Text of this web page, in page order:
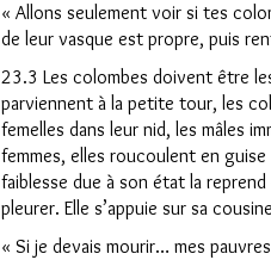
« Allons seulement voir si tes
de leur vasque est propre, puis
23.3 Les colombes doivent être
parviennent à la petite tour, les
femelles dans leur nid, les mâles
femmes, elles rou­coulent en
faiblesse due à son état la
pleurer. Elle s’appuie sur sa
« Si je devais mourir… mes